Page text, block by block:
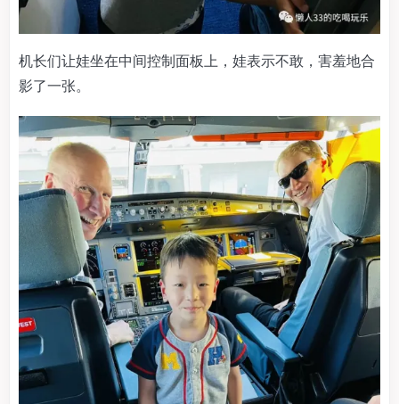
机长们让娃坐在中间控制面板上，娃表示不敢，害羞地合
影了一张。